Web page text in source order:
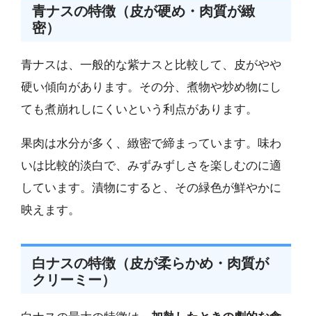
青ナスの特徴（皮が硬め・肉質が緻
密）
青ナスは、一般的な紫ナスと比較して、皮がやや
硬い傾向があります。その分、煮物や炒め物にし
ても煮崩れしにくいという利点があります。
果肉は水分が多く、緻密で締まっています。味わ
いは比較的淡白で、みずみずしさを楽しむのに適
しています。漬物にすると、その緑色が鮮やかに
映えます。
白ナスの特徴（皮が柔らかめ・肉質が
クリーミー）